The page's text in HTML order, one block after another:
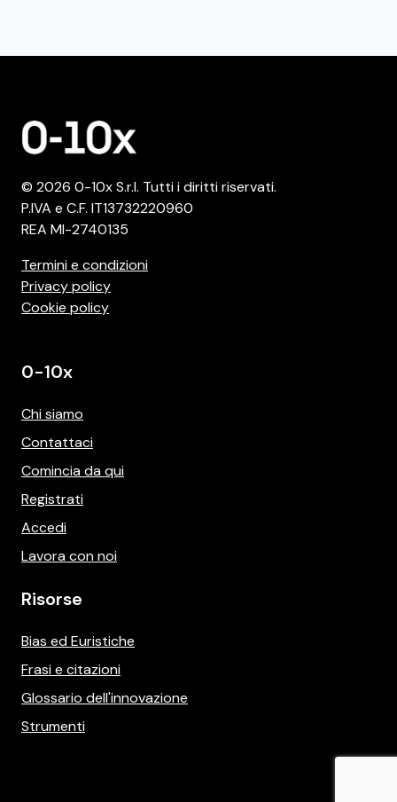
© 2026 0-10x S.r.l. Tutti i diritti riservati.
P.IVA e C.F. IT13732220960
REA MI-2740135
Termini e condizioni
Privacy policy
Cookie policy
0-10x
Chi siamo
Contattaci
Comincia da qui
Registrati
Accedi
Lavora con noi
Risorse
Bias ed Euristiche
Frasi e citazioni
Glossario dell'innovazione
Strumenti